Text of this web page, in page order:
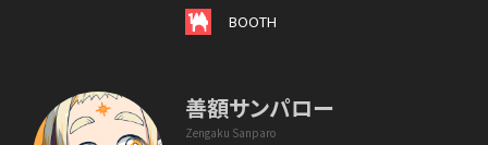
BOOTH
善額サンパロー
Zengaku Sanparo